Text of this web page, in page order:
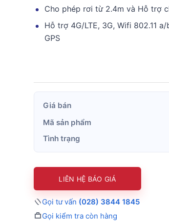
Cho phép rơi từ 2.4m và Hỗ trợ
Hỗ trợ 4G/LTE, 3G, Wifi 802.11
GPS
Giá bán
Mã sản phẩm
Tình trạng
LIÊN HỆ BÁO GIÁ
Gọi tư vấn (028) 3844 1845
Gọi kiểm tra còn hàng